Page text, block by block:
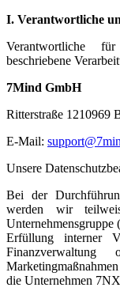
I. Verantwortliche
Verantwortliche
beschriebene
7Mind GmbH
Ritterstraße 1210969
E-Mail:
Unsere
Bei der
werden wir
Unternehmensgruppe
Erfüllung interner
die Unternehmen